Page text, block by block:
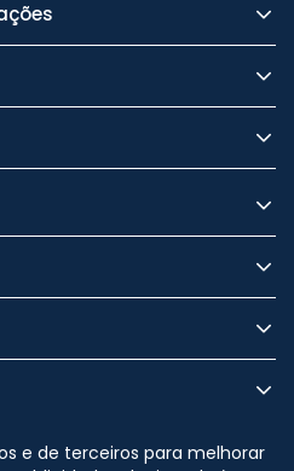
e de terceiros para melhorar